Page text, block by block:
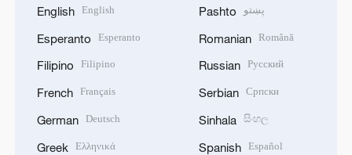
English English
Esperanto Esperanto
Filipino Filipino
French Français
German Deutsch
Greek Ελληνικά
Pashto پښتو
Romanian Română
Russian Русский
Serbian Српски
Sinhala සිංහල
Spanish Español